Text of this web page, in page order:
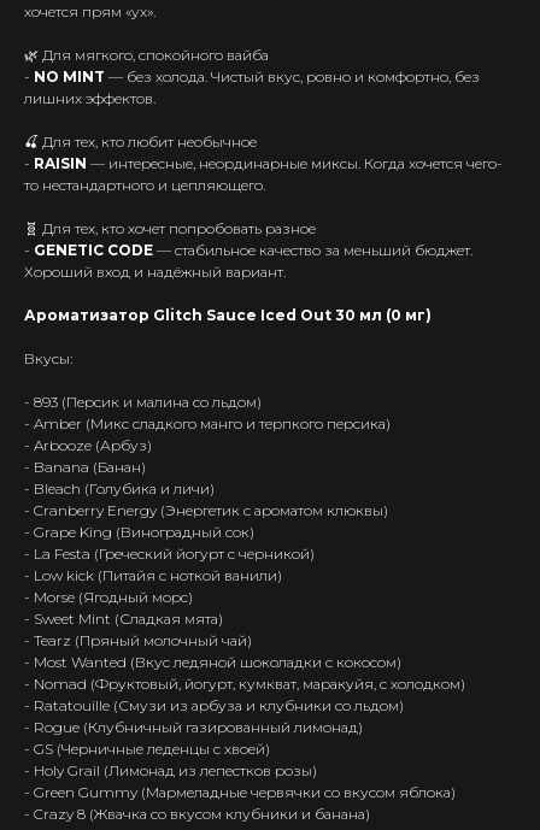
хочется прям «ух».
🌿 Для мягкого, спокойного вайба
- NO MINT — без холода. Чистый вкус, ровно и комфортно, без
лишних эффектов.
🍒 Для тех, кто любит необычное
- RAISIN — интересные, неординарные миксы. Когда хочется чего-
то нестандартного и цепляющего.
🧬 Для тех, кто хочет попробовать разное
- GENETIC CODE — стабильное качество за меньший бюджет.
Хороший вход и надёжный вариант.
Ароматизатор Glitch Sauce Iced Out 30 мл (0 мг)
Вкусы:
- 893 (Персик и малина со льдом)
- Amber (Микс сладкого манго и терпкого персика)
- Arbooze (Арбуз)
- Banana (Банан)
- Bleach (Голубика и личи)
- Cranberry Energy (Энергетик с ароматом клюквы)
- Grape King (Виноградный сок)
- La Festa (Греческий йогурт с черникой)
- Low kick (Питайя с ноткой ванили)
- Morse (Ягодный морс)
- Sweet Mint (Сладкая мята)
- Tearz (Пряный молочный чай)
- Most Wanted (Вкус ледяной шоколадки с кокосом)
- Nomad (Фруктовый, йогурт, кумкват, маракуйя, с холодком)
- Ratatouille (Смузи из арбуза и клубники со льдом)
- Rogue (Клубничный газированный лимонад)
- GS (Черничные леденцы с хвоей)
- Holy Grail (Лимонад из лепестков розы)
- Green Gummy (Мармеладные червячки со вкусом яблока)
- Crazy 8 (Жвачка со вкусом клубники и банана)